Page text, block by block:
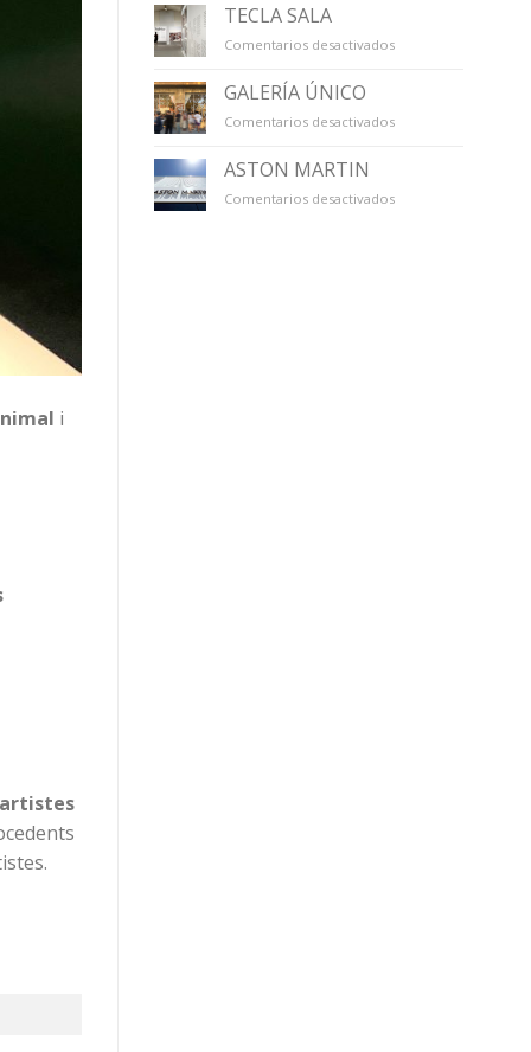
i
artistes
TECLA SALA
Comentarios desactivadosen
GALERÍA ÚNICO
Comentarios desactivadosen
ASTON MARTIN
Comentarios desactivadosen